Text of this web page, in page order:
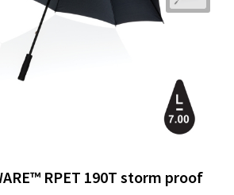
RPET 190T storm proof